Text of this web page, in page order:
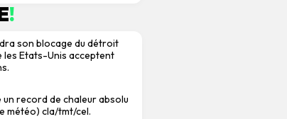
!
son blocage du détroit
les Etats-Unis acceptent
record de chaleur absolu
météo) cla/tmt/cel.